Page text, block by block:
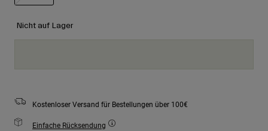
Nicht auf Lager
Kostenloser Versand für Bestellungen über 100€
Einfache Rücksendung